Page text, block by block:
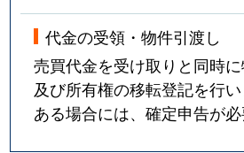
代金の受領・物件引渡し
売買代金を受け取りと同時
及び所有権の移転登記を行
ある場合には、確定申告が必